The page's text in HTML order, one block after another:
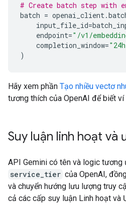
# Create batch step with
batch = openai_client.
input_file_id=
endpoint="/v1/
completion_window=
)
Hãy xem phần Tạo nhiều vectơ
tương thích của OpenAI để biết ví
Suy luận linh hoạt và
API Gemini có tên và logic tương
service_tier của OpenAI,
và chuyển hướng lưu lượng truy
cả các cấp suy luận Linh hoạt và